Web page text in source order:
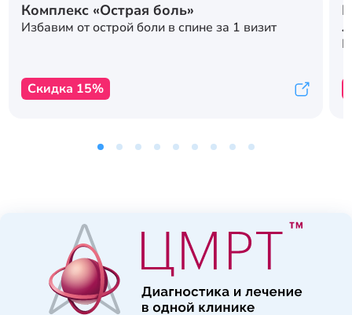
Комплекс «Острая боль»
Избавим от острой боли в спине за 1 визит
Скидка 15%